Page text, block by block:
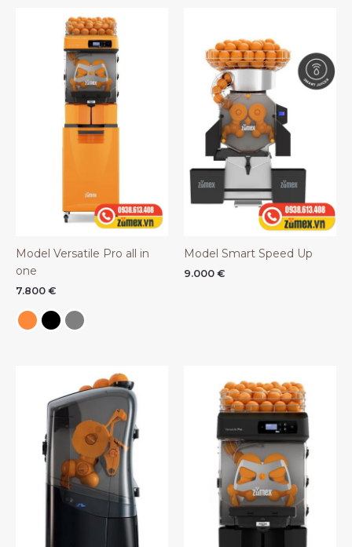
Model Versatile Pro all in
one
7.800 €
Model Smart Speed Up
9.000 €